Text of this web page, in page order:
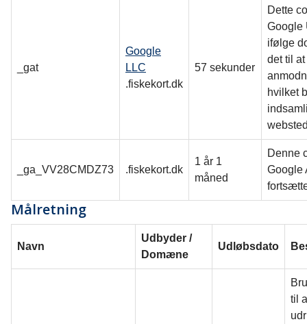
_gat
Google
LLC
.fiskekort.dk
57 sekunder
Dette
Google
ifølge
det til
hvilket
_ga_VV28CMDZ73 .fiskekort.dk
1 år 1
måned
Denne
Google
Målretning
Navn
Udbyder /
Domæne
Udløbsdato
til